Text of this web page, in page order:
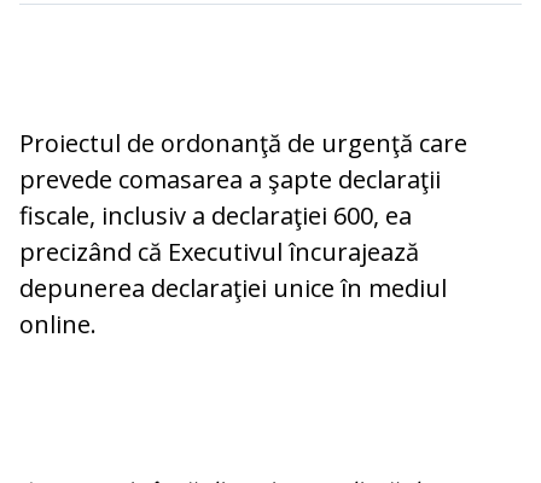
Proiectul de ordonanţă de urgenţă care
prevede comasarea a şapte declaraţii
fiscale, inclusiv a declaraţiei 600, ea
precizând că Executivul încurajează
depunerea declaraţiei unice în mediul
online.